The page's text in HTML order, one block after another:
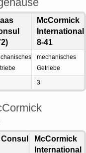
McCormick
International
8-41
mechanisches
Getriebe
3
McCormick
International